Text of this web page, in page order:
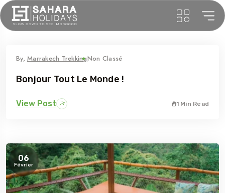
By,Marrakech TrekkingNon Classé
Bonjour Tout Le Monde !
View Post 1 Min Read
06
Février